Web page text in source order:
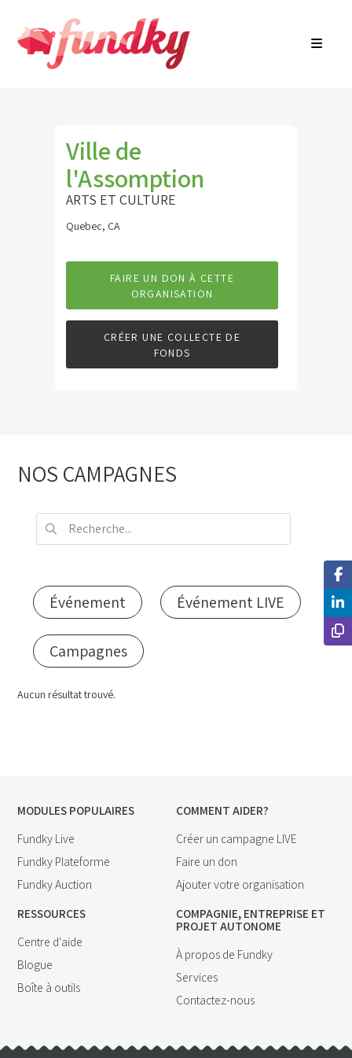
Connexion
Ville de
l'Assomption
ARTS ET CULTURE
Quebec, CA
FAIRE UN DON À CETTE
ORGANISATION
CRÉER UNE COLLECTE DE
FONDS
NOS CAMPAGNES
Événement Événement LIVE
Campagnes
Aucun résultat trouvé.
MODULES POPULAIRES
Fundky Live
Fundky Plateforme
Fundky Auction
COMMENT AIDER?
Créer un campagne LIVE
Faire un don
Ajouter votre organisation
RESSOURCES
Centre d'aide
Blogue
Boîte à outils
COMPAGNIE, ENTREPRISE ET
PROJET AUTONOME
À propos de Fundky
Services
Contactez-nous